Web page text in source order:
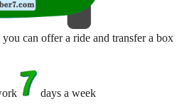
can offer a ride and transfer a box
days a week